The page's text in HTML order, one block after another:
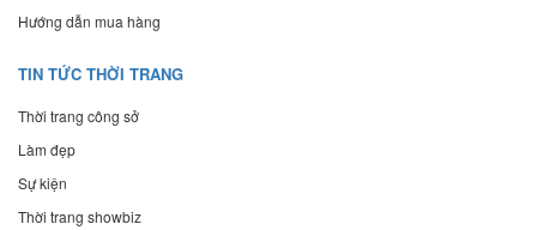
Hướng dẫn mua hàng
TIN TỨC THỜI TRANG
Thời trang công sở
Làm đẹp
Sự kiện
Thời trang showbiz